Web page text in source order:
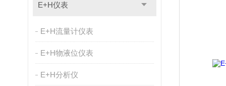
E+H仪表
E+H流量计仪表
E+H物液位仪表
E+H分析仪